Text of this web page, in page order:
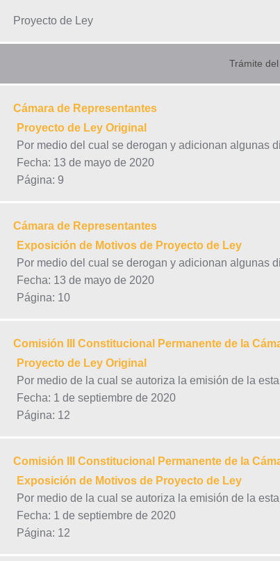
Proyecto de Ley
Trámite
Cámara de Representantes
Proyecto de Ley Original
Por medio del cual se derogan y adicionan algunas
Fecha: 13 de mayo de 2020
Página: 9
Cámara de Representantes
Exposición de Motivos de Proyecto de Ley
Por medio del cual se derogan y adicionan algunas
Fecha: 13 de mayo de 2020
Página: 10
Comisión III Constitucional Permanente de la
Proyecto de Ley Original
Por medio de la cual se autoriza la emisión de la
Fecha: 1 de septiembre de 2020
Página: 12
Comisión III Constitucional Permanente de la
Exposición de Motivos de Proyecto de Ley
Por medio de la cual se autoriza la emisión de la
Fecha: 1 de septiembre de 2020
Página: 12